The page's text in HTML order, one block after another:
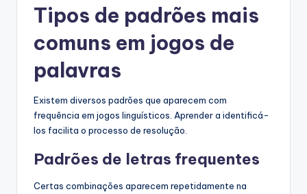
Tipos de padrões mais
comuns em jogos de
palavras
Existem diversos padrões que aparecem com
frequência em jogos linguísticos. Aprender a identificá-
los facilita o processo de resolução.
Padrões de letras frequentes
Certas combinações aparecem repetidamente na